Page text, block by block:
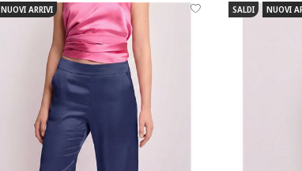
NUOVI ARRIVI SALDI NUOVI